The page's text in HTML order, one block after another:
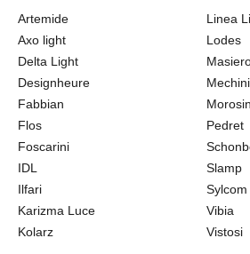
Artemide
Axo light
Delta Light
Designheure
Fabbian
Flos
Foscarini
IDL
Ilfari
Karizma Luce
Kolarz
Linea
Lodes
Mechini
Pedret
Slamp
Sylcom
Vibia
Vistosi